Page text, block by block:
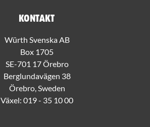
Kontakt
Würth Svenska AB
Box 1705
SE-701 17 Örebro
Berglundavägen 38
Örebro, Sweden
Växel: 019 - 35 10 00